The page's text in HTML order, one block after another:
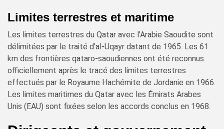
Limites terrestres et maritime
Les limites terrestres du Qatar avec l'Arabie Saoudite sont
délimitées par le traité d'al-Uqayr datant de 1965. Les 61
km des frontières qataro-saoudiennes ont été reconnus
officiellement après le tracé des limites terrestres
effectués par le Royaume Hachémite de Jordanie en 1966.
Les limites maritimes du Qatar avec les Émirats Arabes
Unis (EAU) sont fixées selon les accords conclus en 1968.